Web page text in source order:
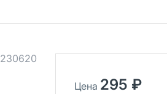
230620
Цена 295 ₽